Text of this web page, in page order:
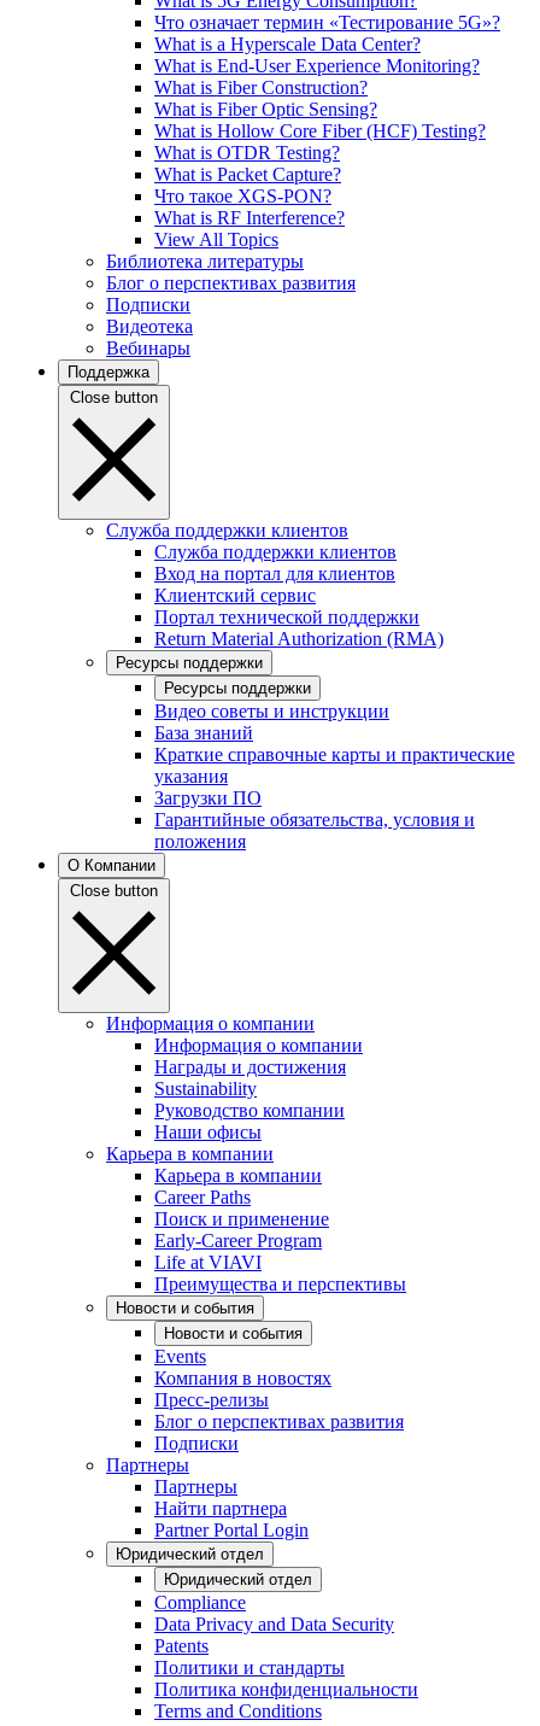
Что означает термин «Тестирование 5G»?
What is a Hyperscale Data Center?
What is End-User Experience Monitoring?
What is Fiber Construction?
What is Fiber Optic Sensing?
What is Hollow Core Fiber (HCF) Testing?
What is OTDR Testing?
What is Packet Capture?
Что такое XGS-PON?
What is RF Interference?
View All Topics
Библиотека литературы
Блог о перспективах развития
Подписки
Видеотека
Вебинары
Поддержка
Close button
Служба поддержки клиентов
Служба поддержки клиентов
Вход на портал для клиентов
Клиентский сервис
Портал технической поддержки
Return Material Authorization (RMA)
Ресурсы поддержки
Ресурсы поддержки
Видео советы и инструкции
База знаний
Краткие справочные карты и практические
указания
Загрузки ПО
Гарантийные обязательства, условия и
положения
О Компании
Close button
Информация о компании
Информация о компании
Награды и достижения
Sustainability
Руководство компании
Наши офисы
Карьера в компании
Карьера в компании
Career Paths
Поиск и применение
Early-Career Program
Life at VIAVI
Преимущества и перспективы
Новости и события
Новости и события
Events
Компания в новостях
Пресс-релизы
Блог о перспективах развития
Подписки
Партнеры
Партнеры
Найти партнера
Partner Portal Login
Юридический отдел
Юридический отдел
Compliance
Data Privacy and Data Security
Patents
Политики и стандарты
Политика конфиденциальности
Terms and Conditions